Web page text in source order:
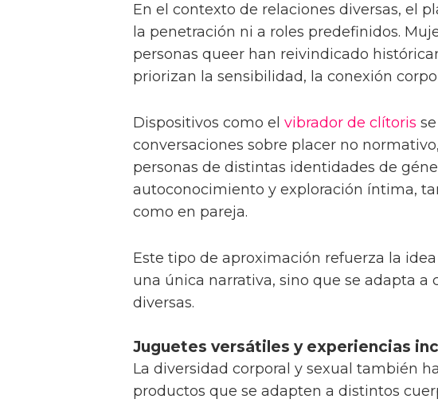
En el contexto de relaciones diversas, el
la penetración ni a roles predefinidos.
personas queer han reivindicado
priorizan la sensibilidad, la conexión
Dispositivos como el vibrador de clítoris
conversaciones sobre placer no
personas de distintas identidades de
autoconocimiento y exploración íntima,
como en pareja.
Este tipo de aproximación refuerza la
una única narrativa, sino que se adapta a
diversas.
Juguetes versátiles y experiencias
La diversidad corporal y sexual también
productos que se adapten a distintos